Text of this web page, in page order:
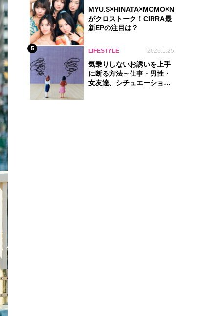
がクロストーク！CIRRA最
新EPの注目は？
5 LIFESTYLE 2026.1.25
気乗りしないお誘いを上手
に断る方法～仕事・男性・
女友達、シチュエーション